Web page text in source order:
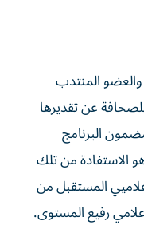
المنتدب
عن تقديرها
البرنامج
الاستفادة من تلك
المستقبل من
رفيع المستوى.